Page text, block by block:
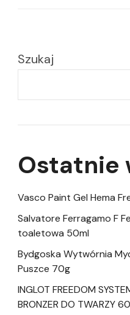
Szukaj
Ostatnie
Vasco Paint Gel Hema
Salvatore Ferragamo F
toaletowa 50ml
Bydgoska Wytwórnia
Puszce 70g
INGLOT FREEDOM
BRONZER DO TWARZY